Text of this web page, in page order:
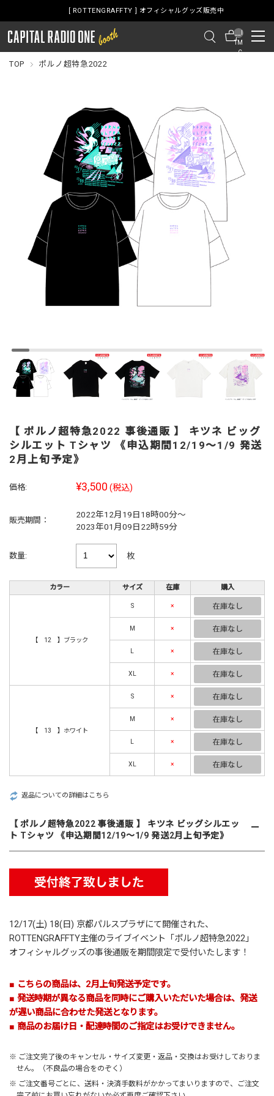
[ ROTTENGRAFFTY ] オフィシャルグッズ販売中
__I
TM
_C
TOP ポルノ超特急2022
【 ポルノ超特急2022 事後通販 】 キツネ ビッグ
シルエット Tシャツ 《申込期間12/19～1/9 発送
2月上旬予定》
価格: ¥3,500 (税込)
販売期間：
2022年12月19日18時00分～
2023年01月09日22時59分
数量: 枚
カラー サイズ 在庫 購入
【 12 】ブラック
S ×
M ×
L ×
XL ×
【 13 】ホワイト
S ×
M ×
L ×
XL ×
返品についての詳細はこちら
【 ポルノ超特急2022 事後通販 】 キツネ ビッグシルエッ
ト Tシャツ 《申込期間12/19～1/9 発送2月上旬予定》
12/17(土) 18(日) 京都パルスプラザにて開催された、
ROTTENGRAFFTY主催のライブイベント「 ポルノ超特急2022 」
オフィシャルグッズの事後通販を期間限定で受付いたします！
■ こちらの商品は、2月上旬発送予定です。
■ 発送時期が異なる商品を同時にご購入いただいた場合は、発送
が遅い商品に合わせた発送となります。
■ 商品のお届け日・配達時間のご指定はお受けできません。
※ ご注文完了後のキャンセル・サイズ変更・返品・交換はお受けしておりま
せん。（不良品の場合をのぞく）
※ ご注文番号ごとに、送料・決済手数料がかかってまいりますので、ご注文